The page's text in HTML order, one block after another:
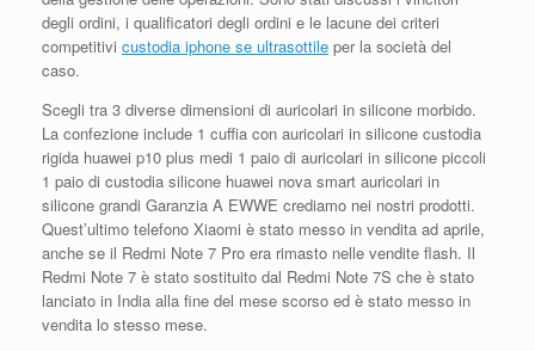
degli ordini, i qualificatori degli ordini e le lacune dei criteri
competitivi custodia iphone se ultrasottile per la società del
caso.
Scegli tra 3 diverse dimensioni di auricolari in silicone morbido.
La confezione include 1 cuffia con auricolari in silicone custodia
rigida huawei p10 plus medi 1 paio di auricolari in silicone piccoli
1 paio di custodia silicone huawei nova smart auricolari in
silicone grandi Garanzia A EWWE crediamo nei nostri prodotti.
Quest’ultimo telefono Xiaomi è stato messo in vendita ad aprile,
anche se il Redmi Note 7 Pro era rimasto nelle vendite flash. Il
Redmi Note 7 è stato sostituito dal Redmi Note 7S che è stato
lanciato in India alla fine del mese scorso ed è stato messo in
vendita lo stesso mese.